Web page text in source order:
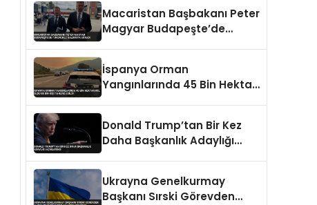
Macaristan Başbakanı Peter
Magyar Budapeşte’de
İspanya Orman
Yangınlarında 45 Bin Hektar
Donald Trump’tan Bir Kez
Daha Başkanlık Adaylığı
Ukrayna Genelkurmay
Başkanı Sırski Görevden